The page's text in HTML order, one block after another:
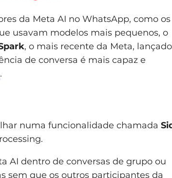
da Meta AI no WhatsApp, como os
usavam modelos mais pequenos, o
, o mais recente da Meta,
de conversa é mais capaz e
.
numa funcionalidade chamada
AI dentro de conversas de grupo ou
sem que os outros participantes da